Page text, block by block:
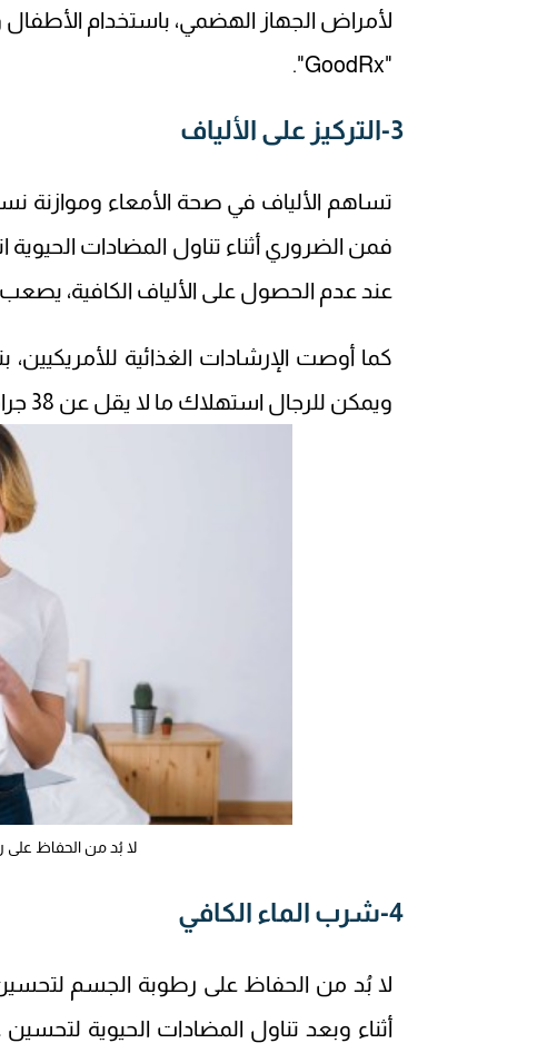
لأمراض الجهاز الهضمي، باستخدام
"GoodRx".
3-التركيز على الألياف
تساهم الألياف في صحة الأمعاء وموازنة
فمن الضروري أثناء تناول المضادات الحيوية
عند عدم الحصول على الألياف الكافية، يصعب
ويمكن للرجال استهلاك ما لا يقل عن 38 جراماً.
لا بُد من الحفاظ
4-شرب الماء الكافي
لا بُد من الحفاظ على رطوبة الجسم
أثناء وبعد تناول المضادات الحيوية